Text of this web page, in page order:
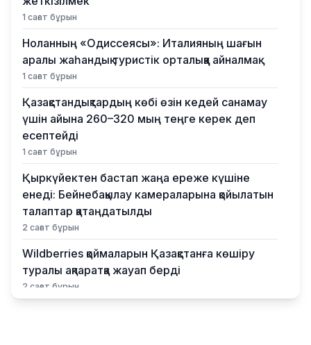
1 сағат бұрын
Ноланның «Одиссеясы»: Италияның шағын
аралы жаһандық туристік орталыққа айналмақ
1 сағат бұрын
Қазақстандықтардың көбі өзін кедей санамау
үшін айына 260–320 мың теңге керек деп
есептейді
1 сағат бұрын
Қыркүйектен бастап жаңа ереже күшіне
енеді: Бейнебақылау камераларына қойылатын
талаптар қатаңдатылды
2 сағат бұрын
Wildberries қоймаларын Қазақстанға көшіру
туралы ақпаратқа жауап берді
2 сағат бұрын